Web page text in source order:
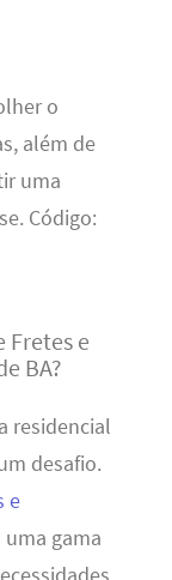
o
além de
uma
Código:
Fretes e
BA?
residencial
desafio.
e
gama